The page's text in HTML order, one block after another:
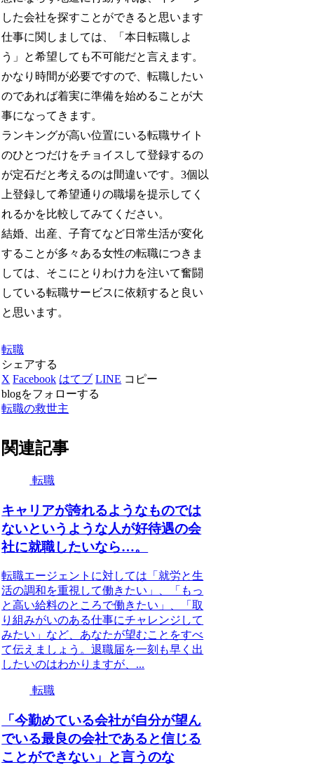
した会社を探すことができると思います
仕事に関しましては、「本日転職しよ
う」と希望しても不可能だと言えます。
かなり時間が必要ですので、転職したい
のであれば着実に準備を始めることが大
事になってきます。
ランキングが高い位置にいる転職サイト
のひとつだけをチョイスして登録するの
が定石だと考えるのは間違いです。3個以
上登録して希望通りの職場を提示してく
れるかを比較してみてください。
結婚、出産、子育てなど日常生活が変化
することが多々ある女性の転職につきま
しては、そこにとりわけ力を注いて奮闘
している転職サービスに依頼すると良い
と思います。
転職
シェアする
X Facebook はてブ LINE コピー
blogをフォローする
転職の救世主
関連記事
転職
キャリアが誇れるようなものでは
ないというような人が好待遇の会
社に就職したいなら…。
転職エージェントに対しては「就労と生
活の調和を重視して働きたい」、「もっ
と高い給料のところで働きたい」、「取
り組みがいのある仕事にチャレンジして
みたい」など、あなたが望むことをすべ
て伝えましょう。退職届を一刻も早く出
したいのはわかりますが、...
転職
「今勤めている会社が自分が望ん
でいる最良の会社であると信じる
ことができない」と言うのな